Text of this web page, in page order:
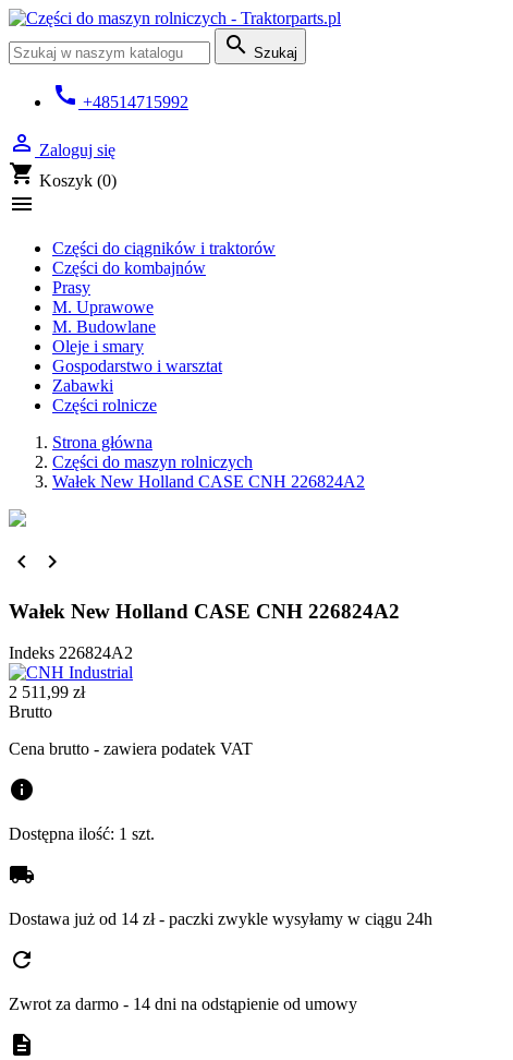
 Szukaj
call +48514715992
 Zaloguj się
shopping_cart Koszyk (0)

Części do ciągników i traktorów
Części do kombajnów
Prasy
M. Uprawowe
M. Budowlane
Oleje i smary
Gospodarstwo i warsztat
Zabawki
Części rolnicze
Strona główna
Części do maszyn rolniczych
Wałek New Holland CASE CNH 226824A2
 
Wałek New Holland CASE CNH 226824A2
Indeks 226824A2
2 511,99 zł
Brutto
Cena brutto - zawiera podatek VAT
info
Dostępna ilość: 1 szt.
local_shipping
Dostawa już od 14 zł - paczki zwykle wysyłamy w ciągu 24h
refresh
Zwrot za darmo - 14 dni na odstąpienie od umowy
description